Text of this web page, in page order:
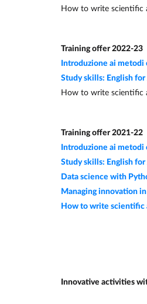
How to write scientific
Training offer 2022-23
Introduzione ai
Study skills: English
How to write scientific
Training offer 2021-22
Introduzione ai
Study skills: English
Data science with
Managing innovation
How to write scientific
Innovative activities